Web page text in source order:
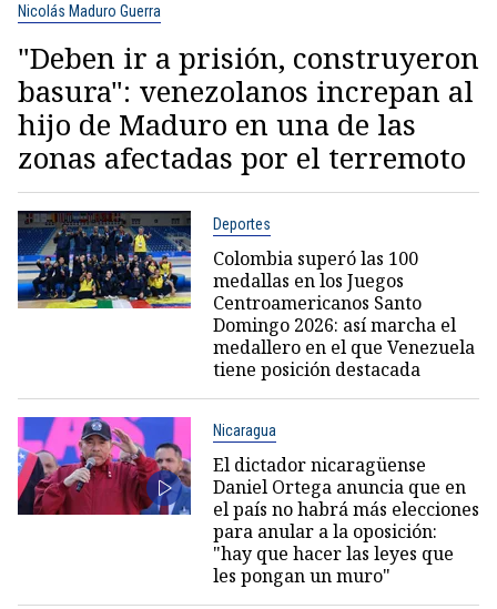
Nicolás Maduro Guerra
"Deben ir a prisión, construyeron
basura": venezolanos increpan al
hijo de Maduro en una de las
zonas afectadas por el terremoto
Deportes
Colombia superó las 100
medallas en los Juegos
Centroamericanos Santo
Domingo 2026: así marcha el
medallero en el que Venezuela
tiene posición destacada
Nicaragua
El dictador nicaragüense
Daniel Ortega anuncia que en
el país no habrá más elecciones
para anular a la oposición:
"hay que hacer las leyes que
les pongan un muro"